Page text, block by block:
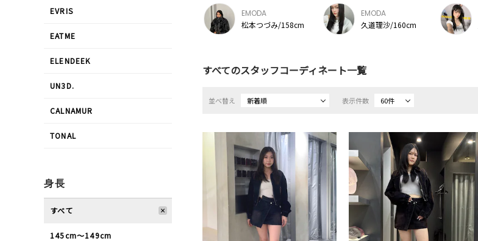
EMODA
松本つづみ/158cm
EMODA
久道理沙/160cm
すべてのスタッフコーディネート一覧
並べ替え 新着順 表示件数 60件
EVRIS
EATME
ELENDEEK
UN3D.
CALNAMUR
TONAL
身長
すべて
145cm〜149cm